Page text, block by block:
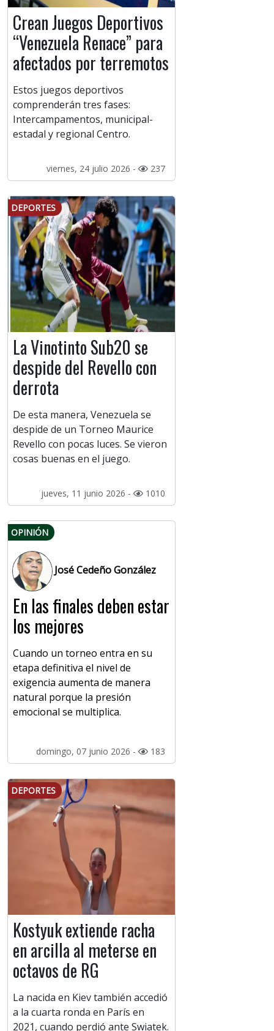
Crean Juegos Deportivos
“Venezuela Renace” para
afectados por terremotos
Estos juegos deportivos
comprenderán tres fases:
Intercampamentos, municipal-
estadal y regional Centro.
viernes, 24 julio 2026 - 237
DEPORTES
La Vinotinto Sub20 se
despide del Revello con
derrota
De esta manera, Venezuela se
despide de un Torneo Maurice
Revello con pocas luces. Se vieron
cosas buenas en el juego.
jueves, 11 junio 2026 - 1010
OPINIÓN
José Cedeño González
En las finales deben estar
los mejores
Cuando un torneo entra en su
etapa definitiva el nivel de
exigencia aumenta de manera
natural porque la presión
emocional se multiplica.
domingo, 07 junio 2026 - 183
DEPORTES
Kostyuk extiende racha
en arcilla al meterse en
octavos de RG
La nacida en Kiev también accedió
a la cuarta ronda en París en
2021, cuando perdió ante Swiatek.